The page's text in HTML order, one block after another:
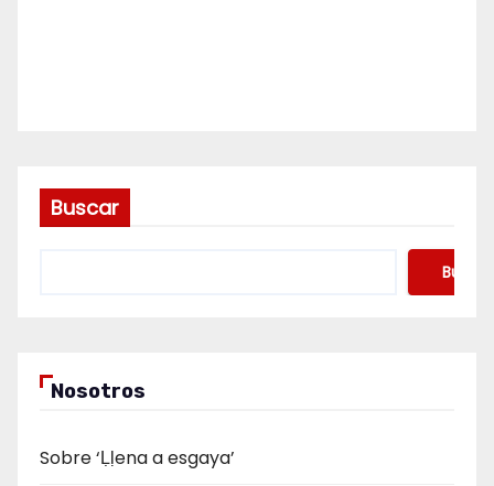
Buscar
Buscar
Nosotros
Sobre ‘Ḷḷena a esgaya’